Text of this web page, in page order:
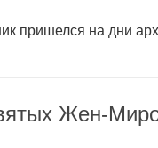
пришелся на дни
Жен-